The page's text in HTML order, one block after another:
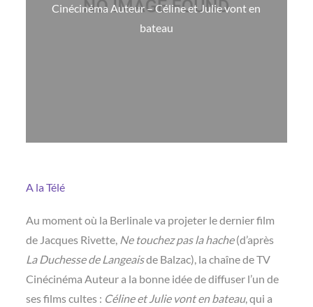
Cinécinéma Auteur – Céline et Julie vont en
bateau
A la Télé
Au moment où la Berlinale va projeter le dernier film
de Jacques Rivette, Ne touchez pas la hache(d’après
La Duchesse de Langeaisde Balzac), la chaîne de TV
Cinécinéma Auteur a la bonne idée de diffuser l’un de
ses films cultes : Céline et Julie vont en bateau, qui a